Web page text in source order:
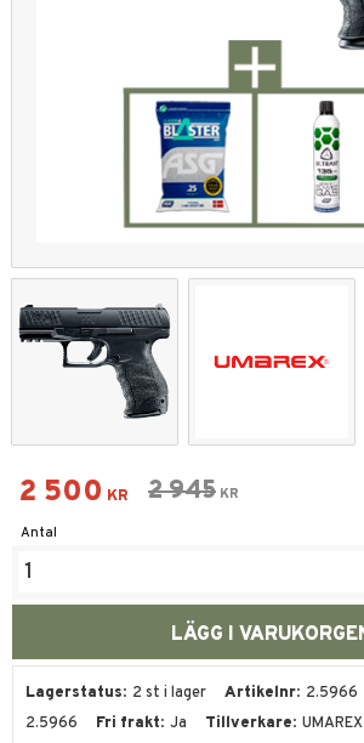
Nedsatt pris:
2 500 KR Ordinarie pris:
2 945 KR
Antal
Lagerstatus 2 st i lager Artikelnr 2.5966
2.5966
Fri frakt Ja Tillverkare UMAREX